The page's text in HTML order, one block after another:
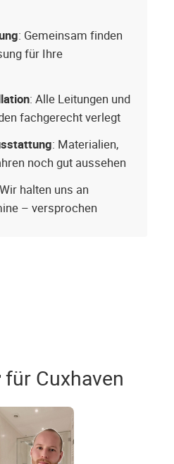
: Gemeinsam finden
für Ihre
: Alle Leitungen und
fachgerecht verlegt
: Materialien,
noch gut aussehen
halten uns an
– versprochen
für Cuxhaven